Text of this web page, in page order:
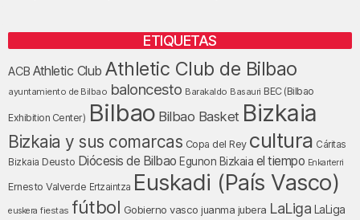
ETIQUETAS
ACB Athletic Club Athletic Club de Bilbao
ayuntamiento de Bilbao baloncesto Barakaldo Basauri BEC (Bilbao
Exhibition Center) Bilbao Bilbao Basket Bizkaia
Bizkaia y sus comarcas Copa del Rey cultura Cáritas
Bizkaia Deusto Diócesis de Bilbao Egunon Bizkaia el tiempo Enkarterri
Ernesto Valverde Ertzaintza Euskadi (País Vasco)
euskera fiestas fútbol Gobierno vasco juanma jubera LaLiga LaLiga